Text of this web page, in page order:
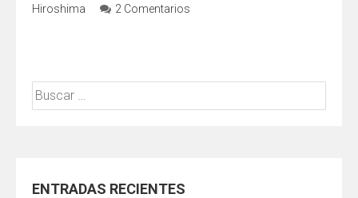
Hiroshima
2 Comentarios
Buscar:
ENTRADAS RECIENTES